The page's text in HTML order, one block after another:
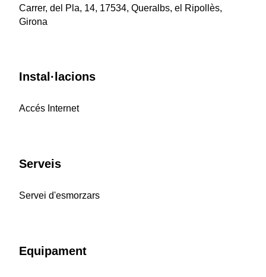
Carrer, del Pla, 14, 17534, Queralbs, el Ripollès,
Girona
Instal·lacions
Accés Internet
Serveis
Servei d'esmorzars
Equipament